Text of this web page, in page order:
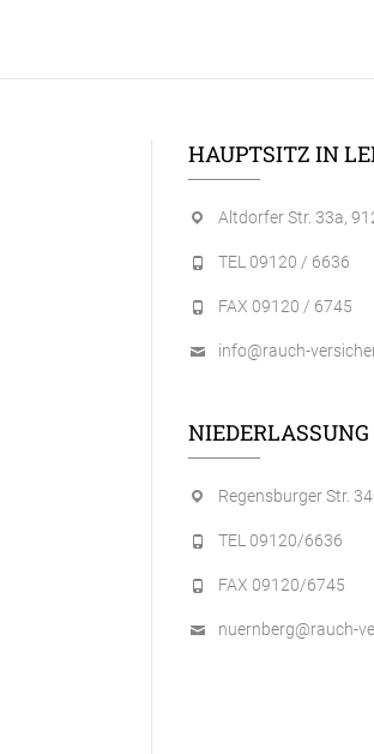
HAUPTSITZ IN
Altdorfer Str. 33a,
TEL 09120 / 6636
FAX 09120 / 6745
info@rauch-
Regensburger Str.
TEL 09120/6636
FAX 09120/6745
nuernberg@rauch-